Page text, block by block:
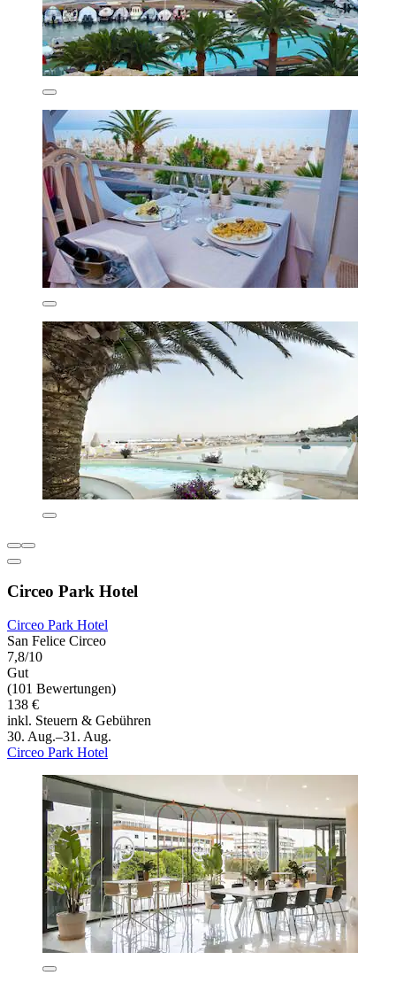
Circeo Park Hotel
Circeo Park Hotel
San Felice Circeo
7,8/10
Gut
(101 Bewertungen)
138 €
inkl. Steuern & Gebühren
30. Aug.–31. Aug.
Circeo Park Hotel